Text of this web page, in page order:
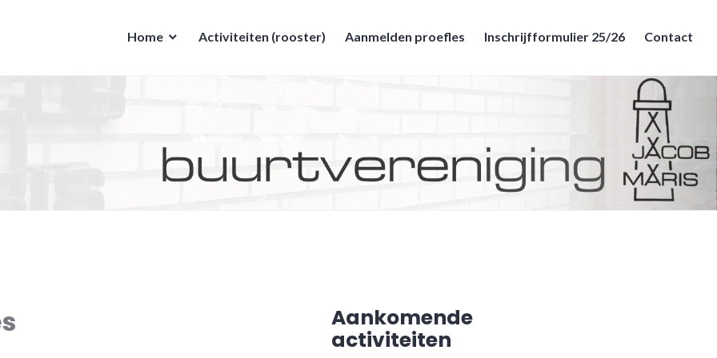
Home Activiteiten (rooster) Aanmelden proefles Inschrijfformulier 25/26 Contact
Aankomende
activiteiten